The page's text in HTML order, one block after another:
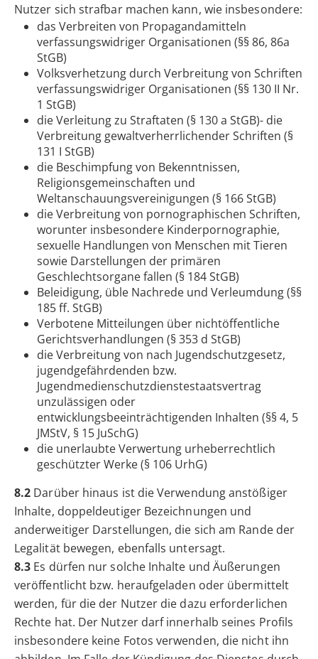
Nutzer sich strafbar machen kann, wie insbesondere:
das Verbreiten von Propagandamitteln
verfassungswidriger Organisationen (§§ 86, 86a
StGB)
Volksverhetzung durch Verbreitung von Schriften
verfassungswidriger Organisationen (§§ 130 II Nr.
1 StGB)
die Verleitung zu Straftaten (§ 130 a StGB)- die
Verbreitung gewaltverherrlichender Schriften (§
131 I StGB)
die Beschimpfung von Bekenntnissen,
Religionsgemeinschaften und
Weltanschauungsvereinigungen (§ 166 StGB)
die Verbreitung von pornographischen Schriften,
worunter insbesondere Kinderpornographie,
sexuelle Handlungen von Menschen mit Tieren
sowie Darstellungen der primären
Geschlechtsorgane fallen (§ 184 StGB)
Beleidigung, üble Nachrede und Verleumdung (§§
185 ff. StGB)
Verbotene Mitteilungen über nichtöffentliche
Gerichtsverhandlungen (§ 353 d StGB)
die Verbreitung von nach Jugendschutzgesetz,
jugendgefährdenden bzw.
Jugendmedienschutzdienstestaatsvertrag
unzulässigen oder
entwicklungsbeeinträchtigenden Inhalten (§§ 4, 5
JMStV, § 15 JuSchG)
die unerlaubte Verwertung urheberrechtlich
geschützter Werke (§ 106 UrhG)
8.2 Darüber hinaus ist die Verwendung anstößiger
Inhalte, doppeldeutiger Bezeichnungen und
anderweitiger Darstellungen, die sich am Rande der
Legalität bewegen, ebenfalls untersagt.
8.3 Es dürfen nur solche Inhalte und Äußerungen
veröffentlicht bzw. heraufgeladen oder übermittelt
werden, für die der Nutzer die dazu erforderlichen
Rechte hat. Der Nutzer darf innerhalb seines Profils
insbesondere keine Fotos verwenden, die nicht ihn